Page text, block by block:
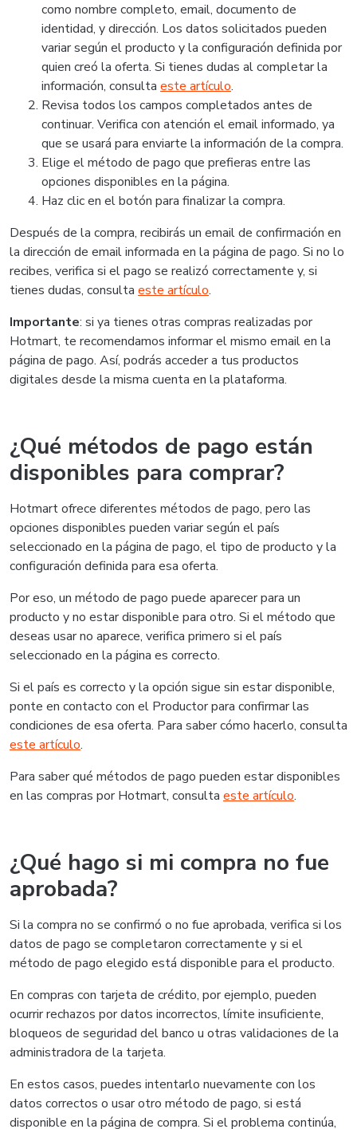
como nombre completo, email, documento de
identidad, y dirección. Los datos solicitados pueden
variar según el producto y la configuración definida por
quien creó la oferta. Si tienes dudas al completar la
información, consulta este artículo.
Revisa todos los campos completados antes de
continuar. Verifica con atención el email informado, ya
que se usará para enviarte la información de la compra.
Elige el método de pago que prefieras entre las
opciones disponibles en la página.
Haz clic en el botón para finalizar la compra.
Después de la compra, recibirás un email de confirmación en
la dirección de email informada en la página de pago. Si no lo
recibes, verifica si el pago se realizó correctamente y, si
tienes dudas, consulta este artículo.
Importante: si ya tienes otras compras realizadas por
Hotmart, te recomendamos informar el mismo email en la
página de pago. Así, podrás acceder a tus productos
digitales desde la misma cuenta en la plataforma.
¿Qué métodos de pago están
disponibles para comprar?
Hotmart ofrece diferentes métodos de pago, pero las
opciones disponibles pueden variar según el país
seleccionado en la página de pago, el tipo de producto y la
configuración definida para esa oferta.
Por eso, un método de pago puede aparecer para un
producto y no estar disponible para otro. Si el método que
deseas usar no aparece, verifica primero si el país
seleccionado en la página es correcto.
Si el país es correcto y la opción sigue sin estar disponible,
ponte en contacto con el Productor para confirmar las
condiciones de esa oferta. Para saber cómo hacerlo, consulta
este artículo.
Para saber qué métodos de pago pueden estar disponibles
en las compras por Hotmart, consulta este artículo.
¿Qué hago si mi compra no fue
aprobada?
Si la compra no se confirmó o no fue aprobada, verifica si los
datos de pago se completaron correctamente y si el
método de pago elegido está disponible para el producto.
En compras con tarjeta de crédito, por ejemplo, pueden
ocurrir rechazos por datos incorrectos, límite insuficiente,
bloqueos de seguridad del banco u otras validaciones de la
administradora de la tarjeta.
En estos casos, puedes intentarlo nuevamente con los
datos correctos o usar otro método de pago, si está
disponible en la página de compra. Si el problema continúa,